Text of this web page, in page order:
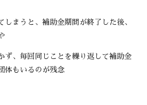
しまうと、補助金期間が終了した後、
ず、毎回同じことを繰り返して補助金
体もいるのが残念